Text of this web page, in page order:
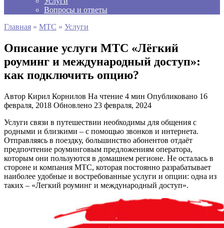
Вопросы и ответы
Главная » МТС » Услуги
Описание услуги МТС «Лёгкий
роуминг и международный доступ»:
как подключить опцию?
Автор Кирил Корнилов На чтение 4 мин Опубликовано 16
февраля, 2018 Обновлено 23 февраля, 2024
Услуги связи в путешествии необходимы для общения с
родными и близкими – с помощью звонков и интернета.
Отправляясь в поездку, большинство абонентов отдаёт
предпочтение роуминговым предложениям оператора,
которым они пользуются в домашнем регионе. Не осталась в
стороне и компания МТС, которая постоянно разрабатывает
наиболее удобные и востребованные услуги и опции: одна из
таких – «Легкий роуминг и международный доступ».